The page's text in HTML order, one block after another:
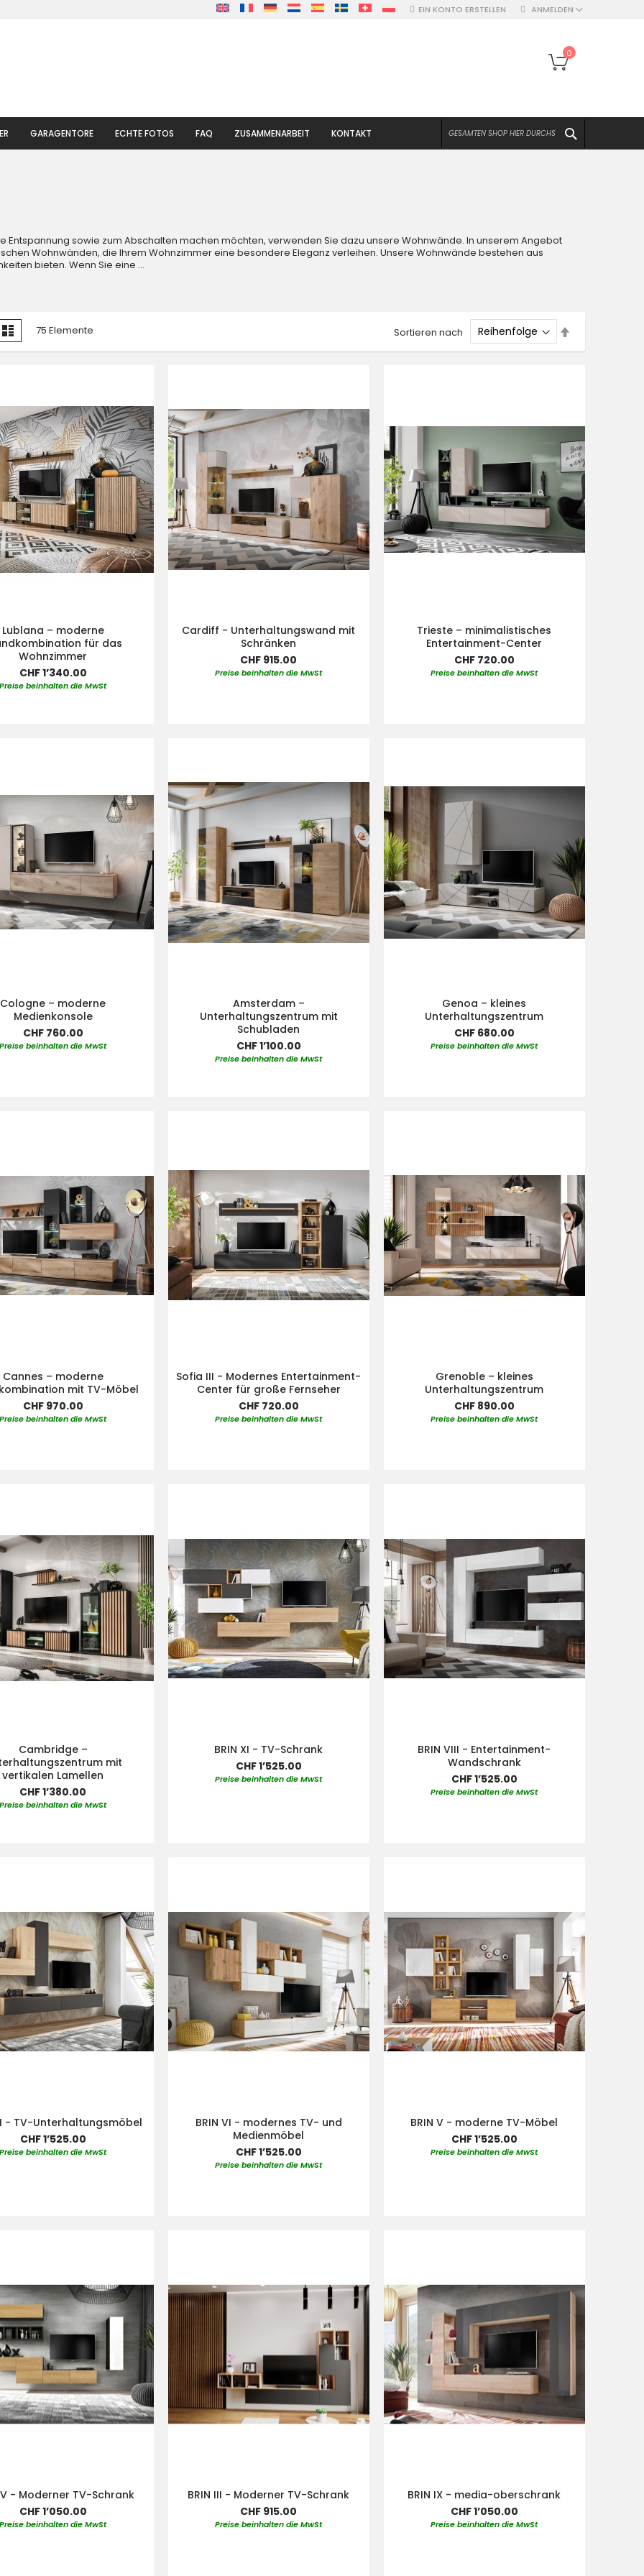
ANMELDEN
EIN KONTO ERSTELLEN
Mein
0
GARAGENTORE ECHTE FOTOS FAQ ZUSAMMENARBEIT KONTAKT
Entspannung sowie zum Abschalten machen möchten, verwenden Sie dazu unsere Wohnwände. In unserem Angebot
Wohnwänden, die Ihrem Wohnzimmer eine besondere Eleganz verleihen. Unsere Wohnwände bestehen aus
bieten. Wenn Sie eine ...
Liste 75 Elemente Sortieren nach
Lublana – moderne
für das
Wohnzimmer
CHF 1’340.00
Preise beinhalten die MwSt
Cardiff - Unterhaltungswand mit
Schränken
CHF 915.00
Preise beinhalten die MwSt
Trieste – minimalistisches
Entertainment-Center
CHF 720.00
Preise beinhalten die MwSt
Cologne – moderne
Medienkonsole
CHF 760.00
Preise beinhalten die MwSt
Amsterdam –
Unterhaltungszentrum mit
Schubladen
CHF 1’100.00
Preise beinhalten die MwSt
Genoa – kleines
Unterhaltungszentrum
CHF 680.00
Preise beinhalten die MwSt
Cannes – moderne
mit TV-Möbel
CHF 970.00
Preise beinhalten die MwSt
Sofia III - Modernes Entertainment-
Center für große Fernseher
CHF 720.00
Preise beinhalten die MwSt
Grenoble – kleines
Unterhaltungszentrum
CHF 890.00
Preise beinhalten die MwSt
Cambridge –
mit
vertikalen Lamellen
CHF 1’380.00
Preise beinhalten die MwSt
BRIN XI - TV-Schrank
CHF 1’525.00
Preise beinhalten die MwSt
BRIN VIII - Entertainment-
Wandschrank
CHF 1’525.00
Preise beinhalten die MwSt
- TV-Unterhaltungsmöbel
CHF 1’525.00
Preise beinhalten die MwSt
BRIN VI - modernes TV- und
Medienmöbel
CHF 1’525.00
Preise beinhalten die MwSt
BRIN V - moderne TV-Möbel
CHF 1’525.00
Preise beinhalten die MwSt
- Moderner TV-Schrank
CHF 1’050.00
Preise beinhalten die MwSt
BRIN III - Moderner TV-Schrank
CHF 915.00
Preise beinhalten die MwSt
BRIN IX - media-oberschrank
CHF 1’050.00
Preise beinhalten die MwSt